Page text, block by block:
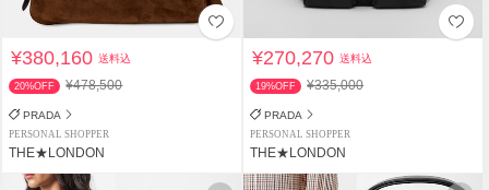
¥380,160送料込
20%OFF ¥478,500
PRADA
PERSONAL SHOPPER
THE★LONDON
¥270,270送料込
19%OFF ¥335,000
PRADA
PERSONAL SHOPPER
THE★LONDON